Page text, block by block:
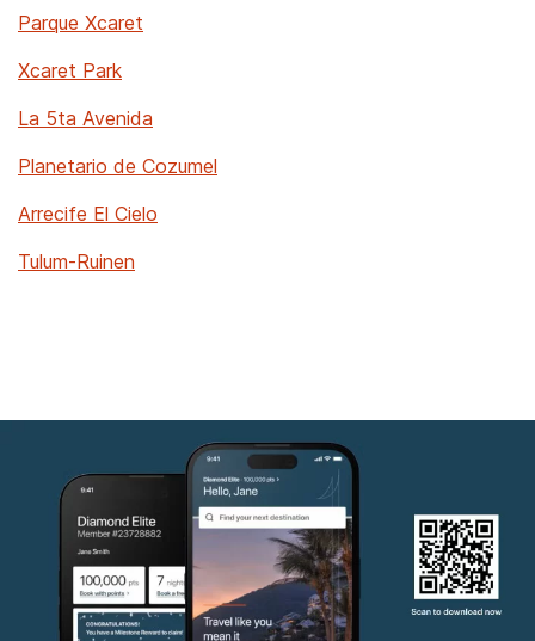
Parque Xcaret
Xcaret Park
La 5ta Avenida
Planetario de Cozumel
Arrecife El Cielo
Tulum-Ruinen